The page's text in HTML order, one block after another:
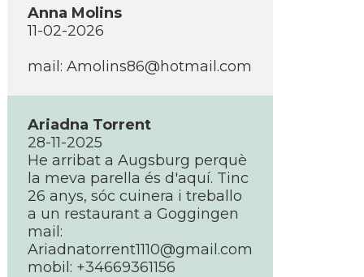
Anna Molins
11-02-2026
mail: Amolins86@hotmail.com
Ariadna Torrent
28-11-2025
He arribat a Augsburg perquè
la meva parella és d'aquí. Tinc
26 anys, sóc cuinera i treballo
a un restaurant a Goggingen
mail:
Ariadnatorrent1110@gmail.com
mobil: +34669361156